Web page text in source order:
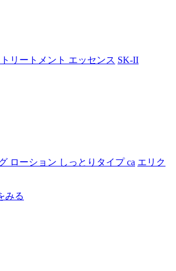
リートメント エッセンス SK-II
ローション しっとりタイプ ca エリク
みる